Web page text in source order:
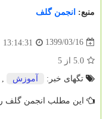
منبع: انجمن گلف
1399/03/16
13:14:31
5.0 از 5
تگهای خبر:
آموزش
این مطلب انجمن گلف